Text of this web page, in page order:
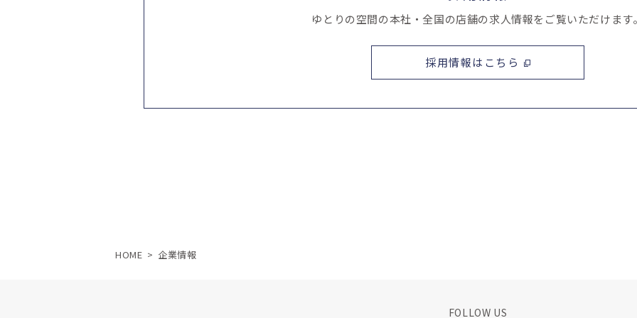
ゆとりの空間の本社・全国の店舗の求人情報をご覧いただけます
採用情報はこちら
HOME > 企業情報
FOLLOW US